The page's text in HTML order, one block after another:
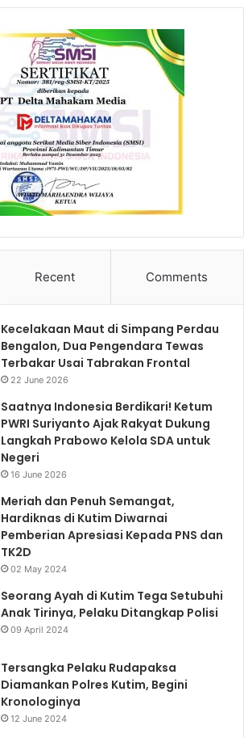
Recent Comments
Kecelakaan Maut di Simpang Perdau
Bengalon, Dua Pengendara Tewas
Terbakar Usai Tabrakan Frontal
22 June 2026
Saatnya Indonesia Berdikari! Ketum
PWRI Suriyanto Ajak Rakyat Dukung
Langkah Prabowo Kelola SDA untuk
Negeri
16 June 2026
Meriah dan Penuh Semangat,
Hardiknas di Kutim Diwarnai
Pemberian Apresiasi Kepada PNS dan
TK2D
02 May 2024
Seorang Ayah di Kutim Tega Setubuhi
Anak Tirinya, Pelaku Ditangkap Polisi
09 April 2024
Tersangka Pelaku Rudapaksa
Diamankan Polres Kutim, Begini
Kronologinya
12 June 2024